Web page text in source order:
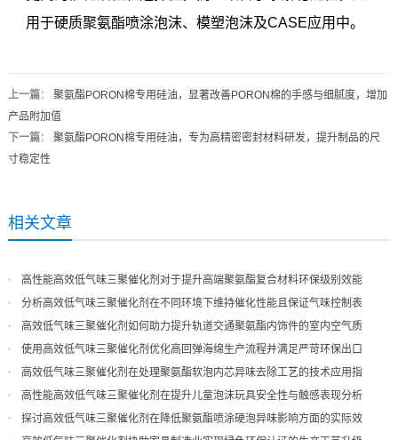
用于硬质聚氨酯喷涂泡沫、模塑泡沫及CASE应用中。
上一篇： 聚氨酯PORON棉专用硅油，显著改善PORON棉的手感与细腻度，增加
产品附加值
下一篇： 聚氨酯PORON棉专用硅油，专为高精密密封材料研发，提升制品的尺
寸稳定性
相关文章
高性能高效低气味三聚催化剂对于提升高端聚氨酯复合材料环保级别效能
分析高效低气味三聚催化剂在不同环境下维持催化性能且保证气味控制表
现
高效低气味三聚催化剂如何助力提升轨道交通聚氨酯内饰件的室内空气质
量
使用高效低气味三聚催化剂优化高回弹海绵生产流程并满足严苛环保出口
高效低气味三聚催化剂在处理聚氨酯软泡内芯异味去除工艺的技术应用指
导
高性能高效低气味三聚催化剂在提升儿童泡沫玩具安全性与触感表现分析
探讨高效低气味三聚催化剂在降低聚氨酯喷涂硬泡异味影响方面的实际效